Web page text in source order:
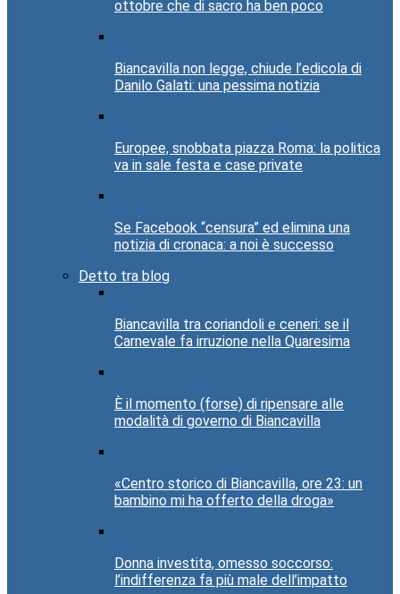
ottobre che di sacro ha ben poco
Biancavilla non legge, chiude l’edicola di
Danilo Galati: una pessima notizia
Europee, snobbata piazza Roma: la politica
va in sale festa e case private
Se Facebook “censura” ed elimina una
notizia di cronaca: a noi è successo
Detto tra blog
Biancavilla tra coriandoli e ceneri: se il
Carnevale fa irruzione nella Quaresima
È il momento (forse) di ripensare alle
modalità di governo di Biancavilla
«Centro storico di Biancavilla, ore 23: un
bambino mi ha offerto della droga»
Donna investita, omesso soccorso:
l’indifferenza fa più male dell’impatto